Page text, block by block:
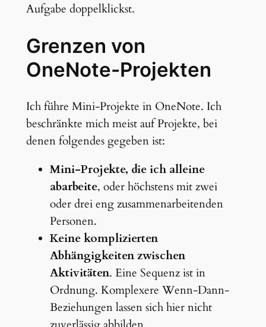
Aufgabe doppelklickst.
Grenzen von
OneNote-Projekten
Ich führe Mini-Projekte in OneNote. Ich
beschränkte mich meist auf Projekte, bei
denen folgendes gegeben ist:
Mini-Projekte, die ich alleine
abarbeite, oder höchstens mit zwei
oder drei eng zusammenarbeitenden
Personen.
Keine komplizierten
Abhängigkeiten zwischen
Aktivitäten. Eine Sequenz ist in
Ordnung. Komplexere Wenn-Dann-
Beziehungen lassen sich hier nicht